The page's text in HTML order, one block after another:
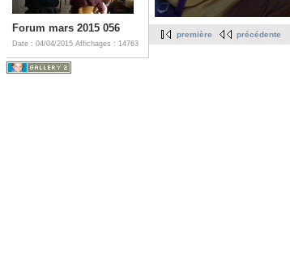
Forum mars 2015 056
Date : 04/04/2015 Affichages : 14763
première précédente